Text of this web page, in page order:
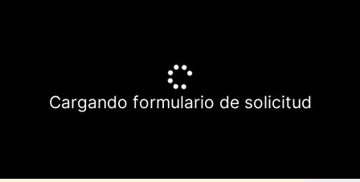
Cargando formulario de solicitud